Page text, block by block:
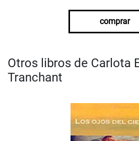
comprar
Otros libros de Carlota
Tranchant